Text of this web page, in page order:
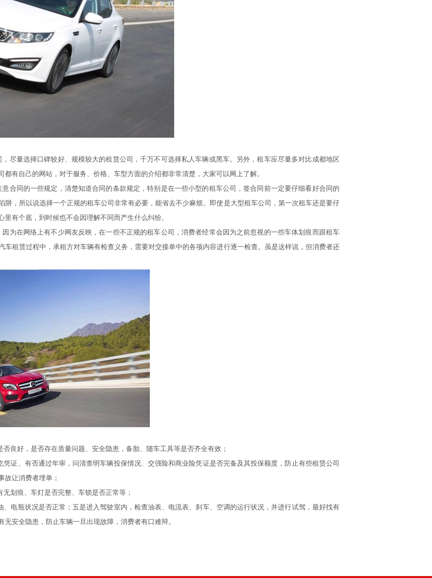
量选择口碑较好、规模较大的租赁公司，千万不可选择私人车辆或黑车。另外，租车应尽量多对比成都地区
有自己的网站，对于服务、价格、车型方面的介绍都非常清楚，大家可以网上了解。
同的一些规定，清楚知道合同的条款规定，特别是在一些小型的租车公司，签合同前一定要仔细看好合同的
阱，所以说选择一个正规的租车公司非常有必要，能省去不少麻烦。即使是大型租车公司，第一次租车还是要仔
有个底，到时候也不会因理解不同而产生什么纠纷。
在网络上有不少网友反映，在一些不正规的租车公司，消费者经常会因为之前忽视的一些车体划痕而跟租车
车租赁过程中，承租方对车辆有检查义务，需要对交接单中的各项内容进行逐一检查。虽是这样说，但消费者还
好，是否存在质量问题、安全隐患，备胎、随车工具等是否齐全有效；
、有否通过年审，问清查明车辆投保情况、交强险和商业险凭证是否完备及其投保额度，防止有些租赁公司
故让消费者埋单；
痕、车灯是否完整、车锁是否正常等；
瓶状况是否正常；五是进入驾驶室内，检查油表、电流表、刹车、空调的运行状况，并进行试驾，最好找有
安全隐患，防止车辆一旦出现故障，消费者有口难辩。